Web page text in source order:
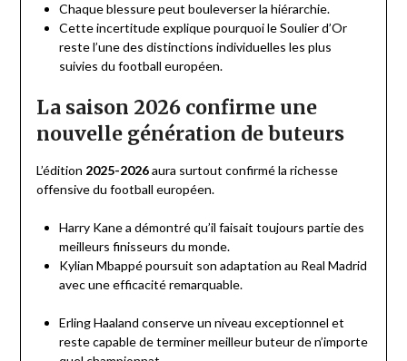
Chaque blessure peut bouleverser la hiérarchie.
Cette incertitude explique pourquoi le Soulier d’Or
reste l’une des distinctions individuelles les plus
suivies du football européen.
La saison 2026 confirme une
nouvelle génération de buteurs
L’édition 2025-2026aura surtout confirmé la richesse
offensive du football européen.
Harry Kane a démontré qu’il faisait toujours partie des
meilleurs finisseurs du monde.
Kylian Mbappé poursuit son adaptation au Real Madrid
avec une efficacité remarquable.
Erling Haaland conserve un niveau exceptionnel et
reste capable de terminer meilleur buteur de n’importe